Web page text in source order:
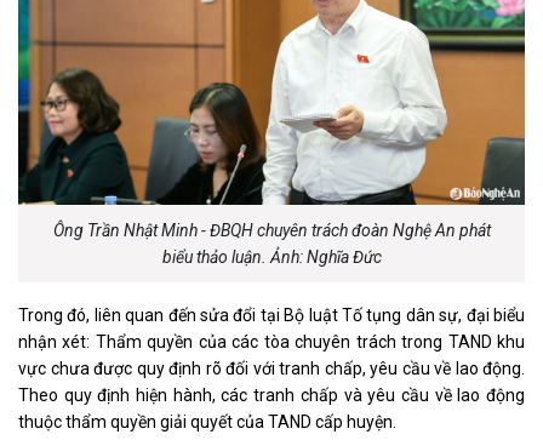
Ông Trần Nhật Minh - ĐBQH chuyên trách đoàn Nghệ An phát
biểu thảo luận. Ảnh: Nghĩa Đức
Trong đó, liên quan đến sửa đổi tại Bộ luật Tố tụng dân sự, đại biểu
nhận xét: Thẩm quyền của các tòa chuyên trách trong TAND khu
vực chưa được quy định rõ đối với tranh chấp, yêu cầu về lao động.
Theo quy định hiện hành, các tranh chấp và yêu cầu về lao động
thuộc thẩm quyền giải quyết của TAND cấp huyện.